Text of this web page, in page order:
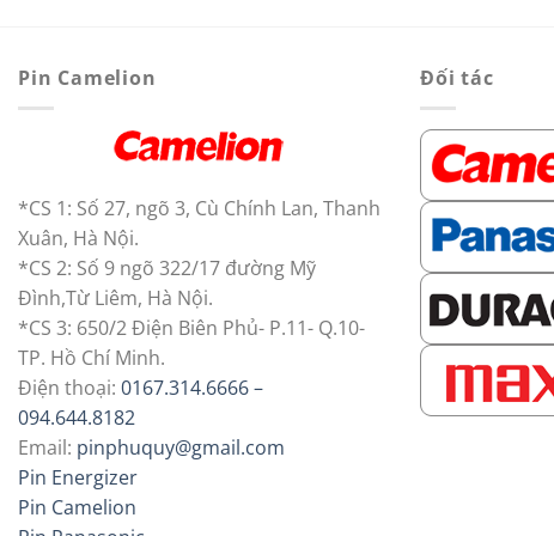
Pin Camelion
*CS 1: Số 27, ngõ 3, Cù Chính Lan, Thanh
Xuân, Hà Nội.
*CS 2: Số 9 ngõ 322/17 đường Mỹ
Đình,Từ Liêm, Hà Nội.
*CS 3: 650/2 Điện Biên Phủ- P.11- Q.10-
TP. Hồ Chí Minh.
Điện thoại: 0167.314.6666 –
094.644.8182
Email: pinphuquy@gmail.com
Pin Energizer
Pin Camelion
Đối tác